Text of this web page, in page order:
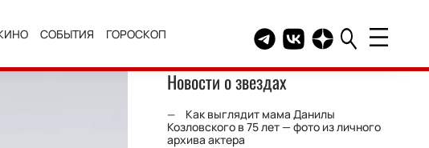
СОБЫТИЯ ГОРОСКОП Telegram канал HELLO
Группа HELLO
Канал HELLO в
Новости о звездах
Как выглядит мама Данилы
Козловского в 75 лет — фото из личного
архива актера